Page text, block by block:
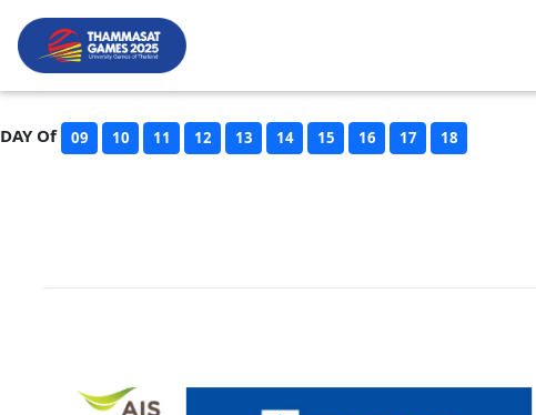
DAY Of 09 10 11 12 13 14 15 16 17 18